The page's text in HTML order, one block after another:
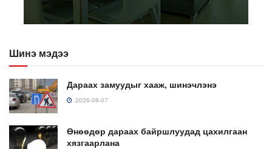
Шинэ мэдээ
Дараах замуудыг хааж, шинэчлэнэ
2026-08-07
Өнөөдөр дараах байршлуудад цахилгаан
хязгаарлана